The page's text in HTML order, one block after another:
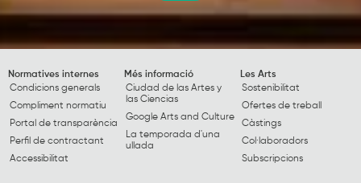
Normatives internes
Condicions generals
Compliment normatiu
Portal de transparència
Perfil de contractant
Accessibilitat
Més informació
Ciudad de las Artes y
las Ciencias
Google Arts and Culture
La temporada d'una
ullada
Les Arts
Sostenibilitat
Ofertes de treball
Càstings
Col·laboradors
Subscripcions